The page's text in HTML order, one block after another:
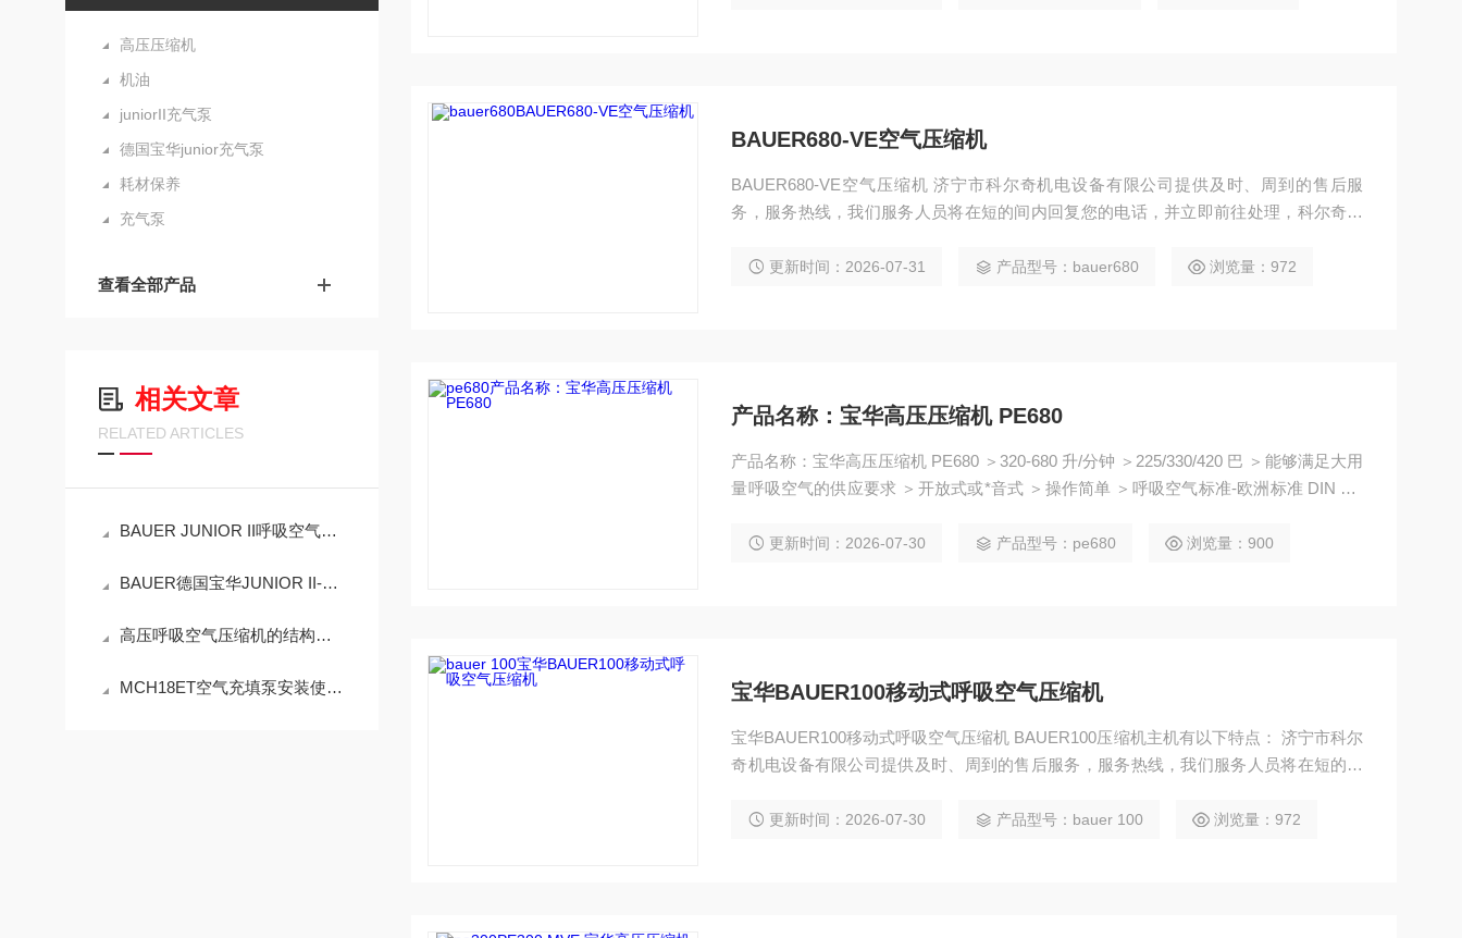
高压压缩机
机油
juniorII充气泵
德国宝华junior充气泵
耗材保养
充气泵
查看全部产品
相关文章
RELATED ARTICLES
BAUER JUNIOR II呼吸空气填充泵标准化操作使用指南
BAUER德国宝华JUNIOR II-E-H高压空气充气泵维护
高压呼吸空气压缩机的结构与工作流程
MCH18ET空气充填泵安装使用技巧
BAUER680-VE空气压缩机
BAUER680-VE空气压缩机 济宁市科尔奇机电设备有限公司提供及时、周到的售后服
务，服务热线，我们服务人员将在短的间内回复您的电话，并立即前往处理，科尔奇呼
养等详情可咨询我们技术人员
更新时间：2026-07-31 产品型号：bauer680 浏览量：972
产品名称：宝华高压压缩机 PE680
产品名称：宝华高压压缩机 PE680 ＞320-680 升/分钟 ＞225/330/420 巴 ＞能够满足大用
量呼吸空气的供应要求 ＞开放式或*音式 ＞操作简单 ＞呼吸空气标准-欧洲标准 DIN EN
更新时间：2026-07-30 产品型号：pe680 浏览量：900
宝华BAUER100移动式呼吸空气压缩机
宝华BAUER100移动式呼吸空气压缩机 BAUER100压缩机主机有以下特点： 济宁市科尔
奇机电设备有限公司提供及时、周到的售后服务，服务热线，我们服务人员将在短的间
泵、科尔奇配件、 科尔奇充填泵维修、检修、保养等详情可咨询我们技术人员
更新时间：2026-07-30 产品型号：bauer 100 浏览量：972